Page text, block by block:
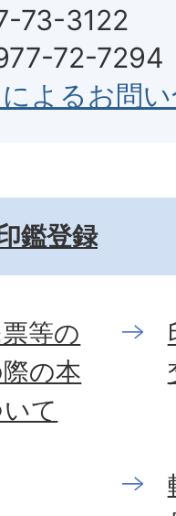
73-3122
72-7294
よるお問
鑑登録
等の
の本
て